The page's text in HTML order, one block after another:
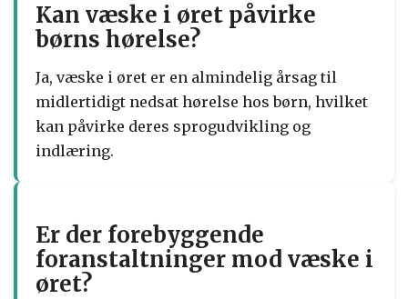
Kan væske i øret påvirke
børns hørelse?
Ja, væske i øret er en almindelig årsag til
midlertidigt nedsat hørelse hos børn, hvilket
kan påvirke deres sprogudvikling og
indlæring.
Er der forebyggende
foranstaltninger mod væske i
øret?